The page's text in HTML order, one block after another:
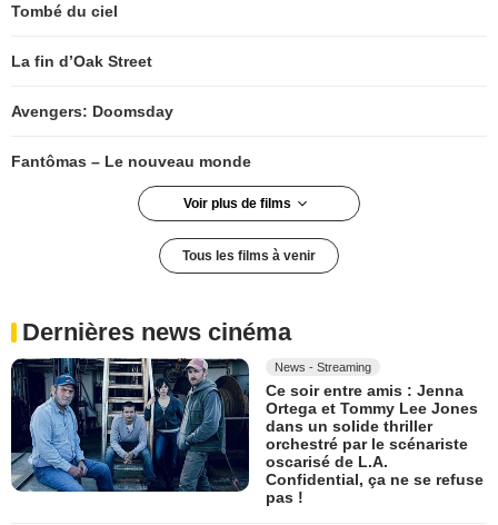
Tombé du ciel
La fin d’Oak Street
Avengers: Doomsday
Fantômas – Le nouveau monde
Voir plus de films
La Maison de nos rêves
Leviticus
Fjord
Juste pour une nuit
Tous les films à venir
Dernières news cinéma
News - Streaming
Ce soir entre amis : Jenna
Ortega et Tommy Lee Jones
dans un solide thriller
orchestré par le scénariste
oscarisé de L.A.
Confidential, ça ne se refuse
pas !